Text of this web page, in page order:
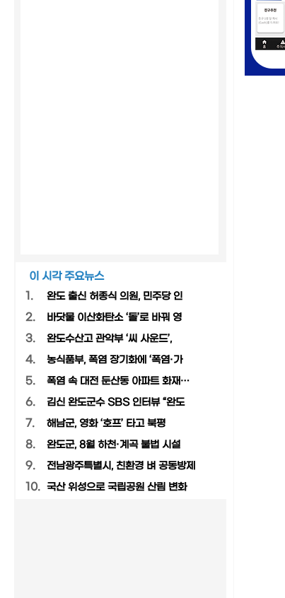
이 시각 주요뉴스
1.
완도 출신 허종식 의원, 민주당 인
2. 바닷물 이산화탄소 ‘돌’로 바꿔 영
3. 완도수산고 관악부 ‘씨 사운드’,
4. 농식품부, 폭염 장기화에 ‘폭염·가
5. 폭염 속 대전 둔산동 아파트 화재…
6. 김신 완도군수 SBS 인터뷰 “완도
7. 해남군, 영화 ‘호프’ 타고 북평
8. 완도군, 8월 하천·계곡 불법 시설
9. 전남광주특별시, 친환경 벼 공동방제
10. 국산 위성으로 국립공원 산림 변화